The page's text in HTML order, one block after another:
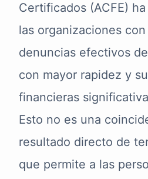
Certificados (ACFE)
las organizaciones
denuncias efectivos
con mayor rapidez y
financieras
Esto no es una
resultado directo de
que permite a las